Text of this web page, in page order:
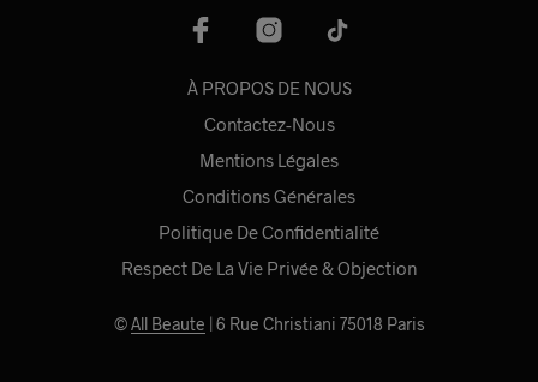
À PROPOS DE NOUS
Contactez-Nous
Mentions Légales
Conditions Générales
Politique De Confidentialité
Respect De La Vie Privée & Objection
©All Beaute | 6 Rue Christiani 75018 Paris